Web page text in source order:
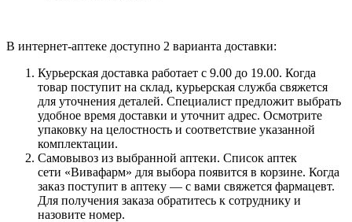
В интернет-аптеке доступно 2 варианта доставки:
Курьерская доставка работает с 9.00 до 19.00. Когда
товар поступит на склад, курьерская служба свяжется
для уточнения деталей. Специалист предложит выбрать
удобное время доставки и уточнит адрес. Осмотрите
упаковку на целостность и соответствие указанной
комплектации.
Самовывоз из выбранной аптеки. Список аптек
сети «Вивафарм» для выбора появится в корзине. Когда
заказ поступит в аптеку — с вами свяжется фармацевт.
Для получения заказа обратитесь к сотруднику и
назовите номер.